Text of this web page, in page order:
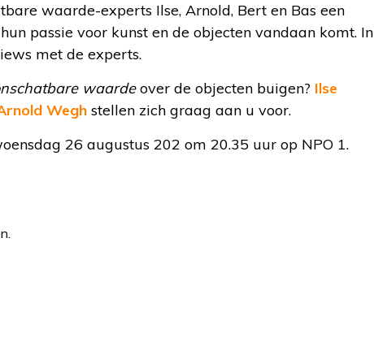
waarde-experts Ilse, Arnold, Bert en Bas een
passie voor kunst en de objecten vandaan komt. In
met de experts.
waardeover de objecten buigen? Ilse
Wegh stellen zich graag aan u voor.
26 augustus 202 om 20.35 uur op NPO 1.